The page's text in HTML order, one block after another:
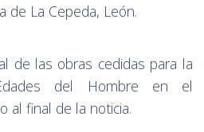
de La Cepeda, León.
de las obras cedidas para la
del Hombre en el
al final de la noticia.